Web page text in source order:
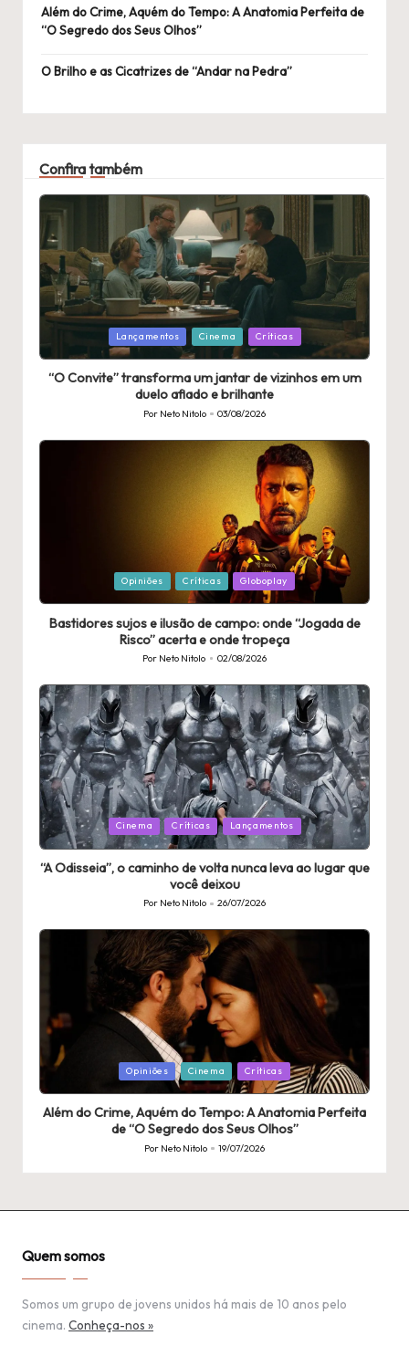
Além do Crime, Aquém do Tempo: A Anatomia Perfeita de
“O Segredo dos Seus Olhos”
O Brilho e as Cicatrizes de “Andar na Pedra”
Confira também
Lançamentos Cinema Críticas
“O Convite” transforma um jantar de vizinhos em um
duelo afiado e brilhante
Publicado
Por Neto Nitolo 03/08/2026
Opiniões Críticas Globoplay
Bastidores sujos e ilusão de campo: onde “Jogada de
Risco” acerta e onde tropeça
Publicado
Por Neto Nitolo 02/08/2026
Publicado
em
Cinema Críticas Lançamentos
“A Odisseia”, o caminho de volta nunca leva ao lugar que
você deixou
Publicado
por
Por Neto Nitolo 26/07/2026
Publicado
Opiniões Cinema Críticas
Além do Crime, Aquém do Tempo: A Anatomia Perfeita
de “O Segredo dos Seus Olhos”
Publicado
por
Por Neto Nitolo 19/07/2026
Quem somos
Somos um grupo de jovens unidos há mais de 10 anos pelo
cinema. Conheça-nos »